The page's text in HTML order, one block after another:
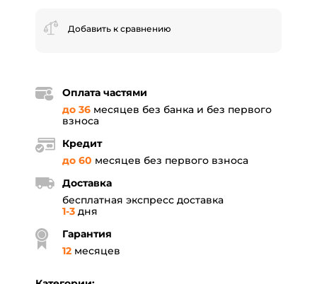
Добавить к сравнению
Оплата частями
до 36 месяцев без банка и без первого
взноса
Кредит
до 60 месяцев без первого взноса
Доставка
бесплатная экспресс доставка
1-3 дня
Гарантия
12 месяцев